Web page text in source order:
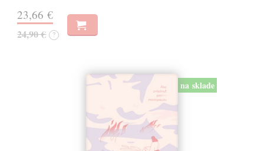
23,66 €
24,90 € ?
na sklade